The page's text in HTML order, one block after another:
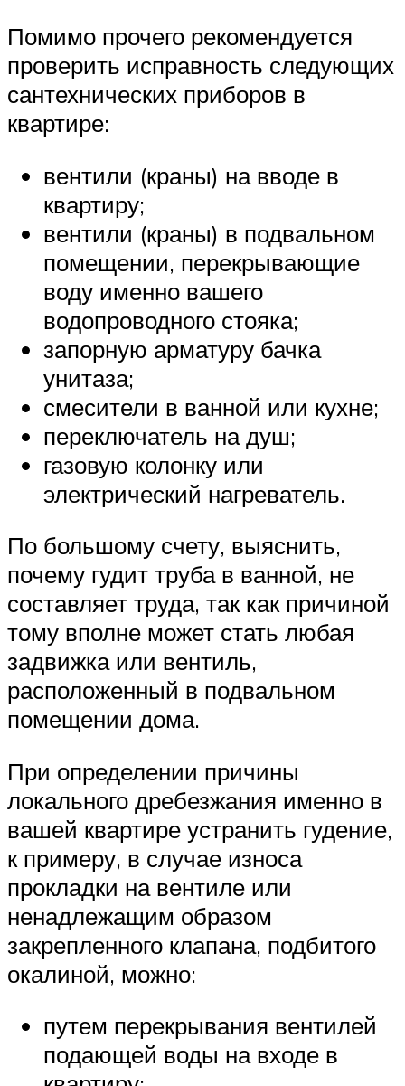
Помимо прочего рекомендуется
проверить исправность следующих
сантехнических приборов в
квартире:
вентили (краны) на вводе в
квартиру;
вентили (краны) в подвальном
помещении, перекрывающие
воду именно вашего
водопроводного стояка;
запорную арматуру бачка
унитаза;
смесители в ванной или кухне;
переключатель на душ;
газовую колонку или
электрический нагреватель.
По большому счету, выяснить,
почему гудит труба в ванной, не
составляет труда, так как причиной
тому вполне может стать любая
задвижка или вентиль,
расположенный в подвальном
помещении дома.
При определении причины
локального дребезжания именно в
вашей квартире устранить гудение,
к примеру, в случае износа
прокладки на вентиле или
ненадлежащим образом
закрепленного клапана, подбитого
окалиной, можно:
путем перекрывания вентилей
подающей воды на входе в